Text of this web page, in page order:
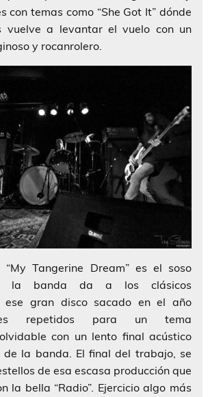
con temas como “She Got It” dónde
vuelve a levantar el vuelo con un
y rocanrolero.
“My Tangerine Dream” es el soso
la banda da a los clásicos
ese gran disco sacado en el año
repetidos para un tema
con un lento final acústico
la banda. El final del trabajo, se
de esa escasa producción que
la bella “Radio”. Ejercicio algo más